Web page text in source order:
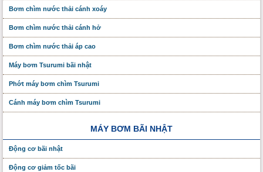
Bơm chìm nước thải cánh xoáy
Bơm chìm nước thải cánh hở
Bơm chìm nước thải áp cao
Máy bơm Tsurumi bãi nhật
Phớt máy bơm chìm Tsurumi
Cánh máy bơm chìm Tsurumi
MÁY BƠM BÃI NHẬT
Động cơ bãi nhật
Động cơ giảm tốc bãi